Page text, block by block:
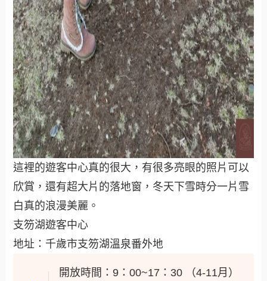
這裡的遊客中心真的很大，有很多亮眼的照片可以
欣賞，還有超大片的落地窗，冬天下雪時分一片雪
白真的浪漫美麗。
支笏湖遊客中心
地址：千歲市支笏湖溫泉番外地
開放時間：9：00~17：30 （4-11月）